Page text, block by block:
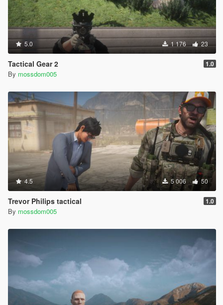
5.0 1 176 23
Tactical Gear 2 1.0
By mossdom005
4.5 5 006 50
Trevor Philips tactical 1.0
By mossdom005